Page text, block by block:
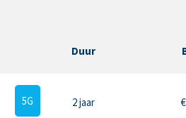
Duur
5G 2 jaar €